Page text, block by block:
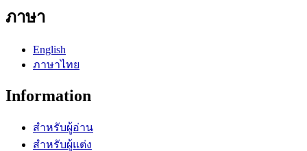
ภาษา
English
ภาษาไทย
Information
สำหรับผู้อ่าน
สำหรับผู้แต่ง